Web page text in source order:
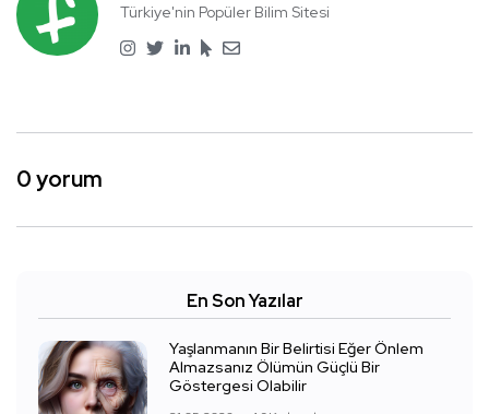
Türkiye'nin Popüler Bilim Sitesi
0 yorum
En Son Yazılar
Yaşlanmanın Bir Belirtisi Eğer Önlem
Almazsanız Ölümün Güçlü Bir
Göstergesi Olabilir